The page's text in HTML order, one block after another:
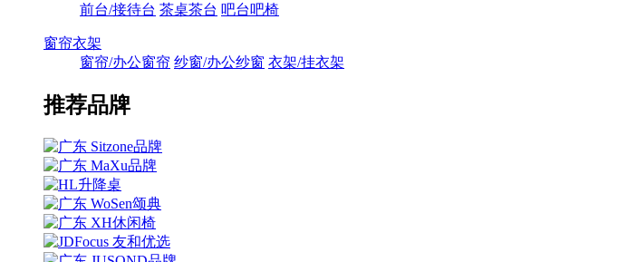
前台/接待台 茶桌茶台 吧台吧椅
窗帘衣架
窗帘/办公窗帘 纱窗/办公纱窗 衣架/挂衣架
推荐品牌